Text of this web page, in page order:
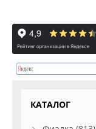
КАТАЛОГ